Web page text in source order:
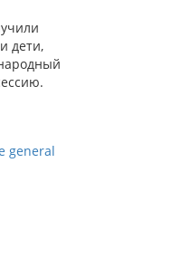
дети,
general